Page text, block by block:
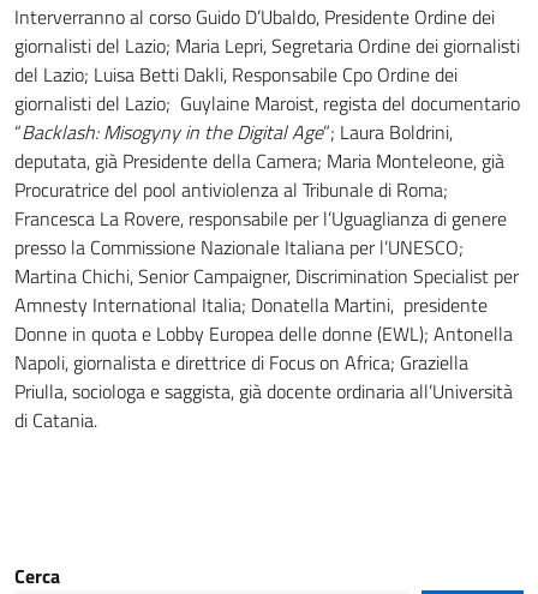
Interverranno al corso Guido D’Ubaldo, Presidente Ordine dei
giornalisti del Lazio; Maria Lepri, Segretaria Ordine dei giornalisti
del Lazio; Luisa Betti Dakli, Responsabile Cpo Ordine dei
giornalisti del Lazio; Guylaine Maroist, regista del documentario
“Backlash: Misogyny in the Digital Age”; Laura Boldrini,
deputata, già Presidente della Camera; Maria Monteleone, già
Procuratrice del pool antiviolenza al Tribunale di Roma;
Francesca La Rovere, responsabile per l’Uguaglianza di genere
presso la Commissione Nazionale Italiana per l’UNESCO;
Martina Chichi, Senior Campaigner, Discrimination Specialist per
Amnesty International Italia; Donatella Martini, presidente
Donne in quota e Lobby Europea delle donne (EWL); Antonella
Napoli, giornalista e direttrice di Focus on Africa; Graziella
Priulla, sociologa e saggista, già docente ordinaria all’Università
di Catania.
Cerca